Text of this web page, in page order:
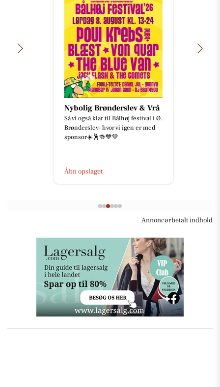
Nybolig Brønderslev & Vrå
Så vi også klar til Bålhøj festival i Ø.
Brønderslev- hvor vi igen er med
sponsor☀️🕺🍻💙💚
Åbn opslaget
Annoncørbetalt indhold